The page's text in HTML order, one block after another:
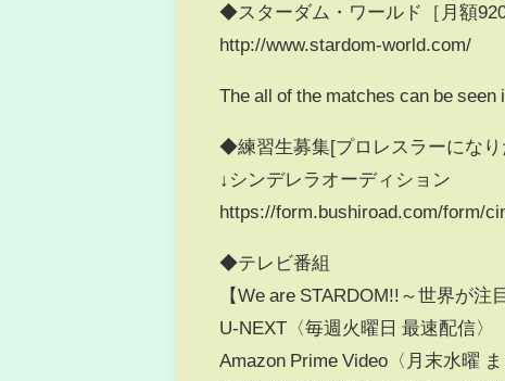
◆スターダム・ワールド［月額
http://www.stardom-world.com/
The all of the matches can be
◆練習生募集[プロレスラーにな
↓シンデレラオーディション
https://form.bushiroad.com/form/
◆テレビ番組
【We are STARDOM!!～世界が注
U-NEXT〈毎週火曜日 最速配信〉
Amazon Prime Video〈月末水曜 ま